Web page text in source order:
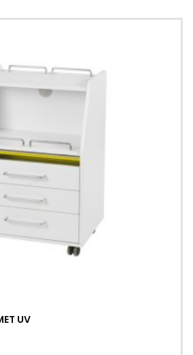
UV